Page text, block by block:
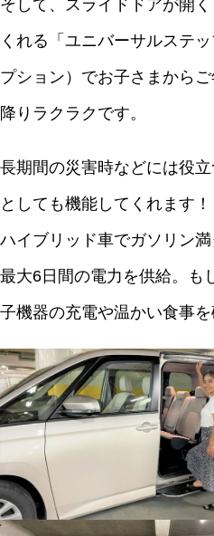
そして、スライドドアが開
くれる「ユニバーサルステ
プション）でお子さまから
降りラクラクです。
長期間の災害時などには役
としても機能してくれます！
ハイブリッド車でガソリン満
最大6日間の電力を供給。も
子機器の充電や温かい食事を